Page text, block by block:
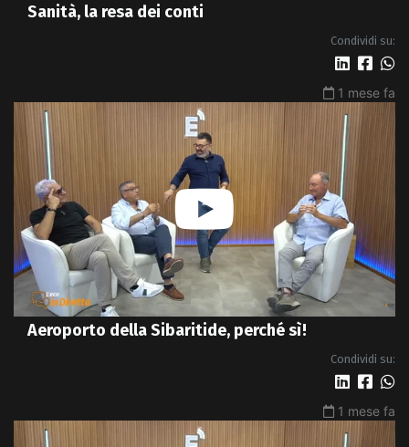
Sanità, la resa dei conti
Condividi su:
1 mese fa
Aeroporto della Sibaritide, perché sì!
Condividi su:
1 mese fa